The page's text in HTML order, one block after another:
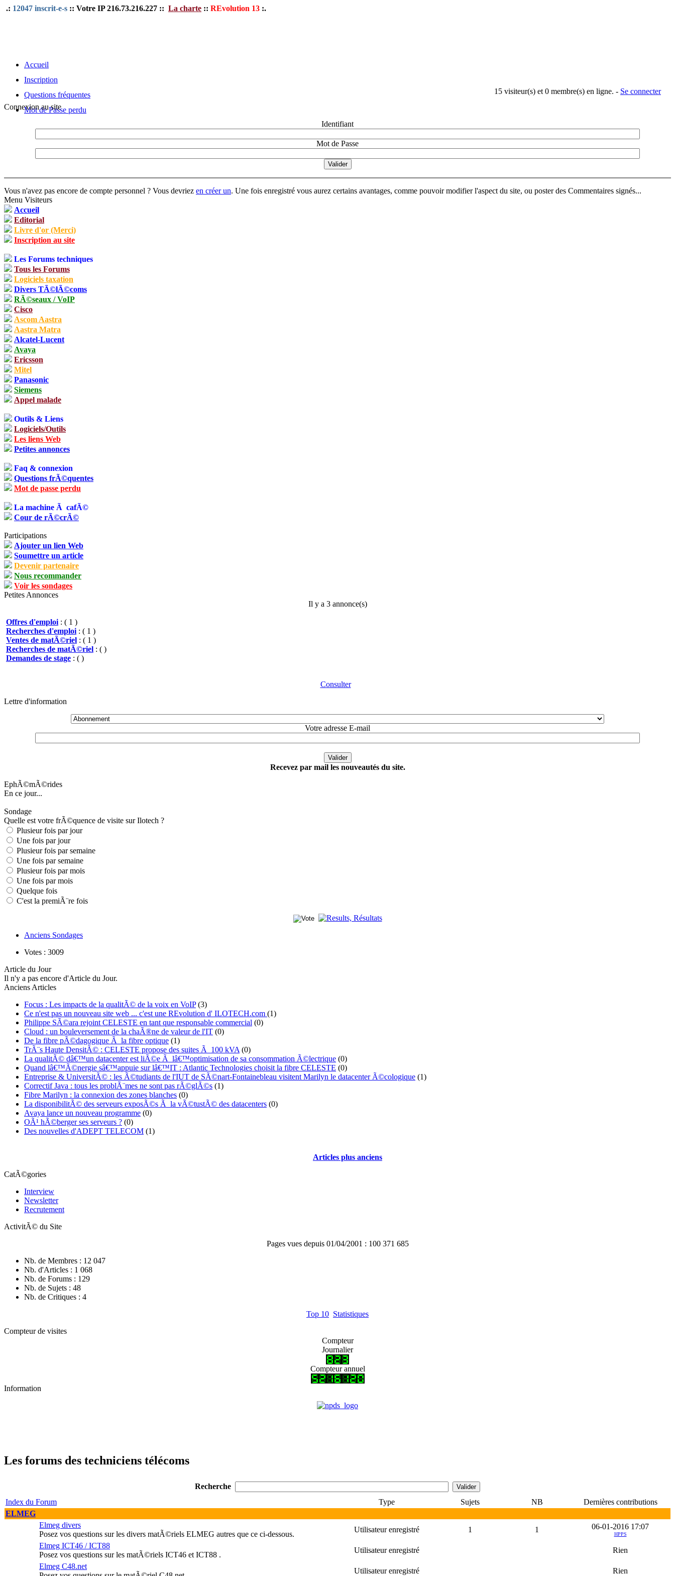
.: 12047 inscrit-e-s :: Votre IP 216.73.216.227 :: La charte :: REvolution 13 :.
15 visiteur(s) et 0 membre(s) en ligne. - Se connecter
Accueil
Inscription
Questions fréquentes
Mot de Passe perdu
Connexion au site
Identifiant
Mot de Passe
Vous n'avez pas encore de compte personnel ? Vous devriez en créer un. Une fois enregistré vous aurez certains avantages, comme pouvoir modifier l'aspect du site, ou poster des Commentaires signés...
Menu Visiteurs
Accueil
Editorial
Livre d'or (Merci)
Inscription au site
Les Forums techniques
Tous les Forums
Logiciels taxation
Divers TÃ©lÃ©coms
RÃ©seaux / VoIP
Cisco
Ascom Aastra
Aastra Matra
Alcatel-Lucent
Avaya
Ericsson
Mitel
Panasonic
Siemens
Appel malade
Outils & Liens
Logiciels/Outils
Les liens Web
Petites annonces
Faq & connexion
Questions frÃ©quentes
Mot de passe perdu
La machine Ã cafÃ©
Cour de rÃ©crÃ©
Participations
Ajouter un lien Web
Soumettre un article
Devenir partenaire
Nous recommander
Voir les sondages
Petites Annonces
Il y a 3 annonce(s)
Offres d'emploi : ( 1 )
Recherches d'emploi : ( 1 )
Ventes de matÃ©riel : ( 1 )
Recherches de matÃ©riel : ( )
Demandes de stage : ( )
Consulter
Lettre d'information
Votre adresse E-mail
Recevez par mail les nouveautés du site.
EphÃ©mÃ©rides
En ce jour...
Sondage
Quelle est votre frÃ©quence de visite sur Ilotech ?
Plusieur fois par jour
Une fois par jour
Plusieur fois par semaine
Une fois par semaine
Plusieur fois par mois
Une fois par mois
Quelque fois
C'est la premiÃ¨re fois
Anciens Sondages
Votes : 3009
Article du Jour
Il n'y a pas encore d'Article du Jour.
Anciens Articles
Focus : Les impacts de la qualitÃ© de la voix en VoIP(3)
Ce n'est pas un nouveau site web ... c'est une REvolution d' ILOTECH.com (1)
Philippe SÃ©ara rejoint CELESTE en tant que responsable commercial (0)
Cloud : un bouleversement de la chaÃ®ne de valeur de l'IT (0)
De la fibre pÃ©dagogique Ã la fibre optique (1)
TrÃ¨s Haute DensitÃ© : CELESTE propose des suites Ã 100 kVA (0)
La qualitÃ© dâ€™un datacenter est liÃ©e Ã lâ€™optimisation de sa consommation Ã©lectrique (0)
Quand lâ€™Ã©nergie sâ€™appuie sur lâ€™IT : Atlantic Technologies choisit la fibre CELESTE (0)
Entreprise & UniversitÃ© : les Ã©tudiants de l'IUT de SÃ©nart-Fontainebleau visitent Marilyn le datacenter Ã©cologique (1)
Correctif Java : tous les problÃ¨mes ne sont pas rÃ©glÃ©s (1)
Fibre Marilyn : la connexion des zones blanches (0)
La disponibilitÃ© des serveurs exposÃ©s Ã la vÃ©tustÃ© des datacenters (0)
Avaya lance un nouveau programme (0)
OÃ¹ hÃ©berger ses serveurs ? (0)
Des nouvelles d'ADEPT TELECOM (1)
Articles plus anciens
CatÃ©gories
Interview
Newsletter
Recrutement
ActivitÃ© du Site
Pages vues depuis 01/04/2001 : 100 371 685
Nb. de Membres : 12 047
Nb. d'Articles : 1 068
Nb. de Forums : 129
Nb. de Sujets : 48
Nb. de Critiques : 4
Top 10 Statistiques
Compteur de visites
Compteur
Journalier
Compteur annuel
Information
Les forums des techniciens télécoms
Recherche
Index du Forum
Type Sujets NB
Dernières contributions
ELMEG
Elmeg divers
Posez vos questions sur les divers matÃ©riels ELMEG autres que ce ci-dessous.
Utilisateur enregistré 1 1 06-01-2016 17:07
HPPS
Elmeg ICT46 / ICT88
Posez vos questions sur les matÃ©riels ICT46 et ICT88 .
Utilisateur enregistré
Rien
Elmeg C48.net
Utilisateur enregistré Rien